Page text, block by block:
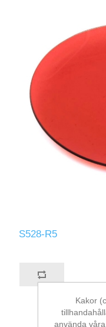
S528-R5
Kakor
använda